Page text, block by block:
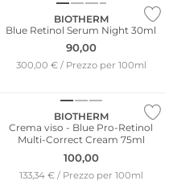
BIOTHERM
Blue Retinol Serum Night 30ml
90,00
300,00 € / Prezzo per 100ml
BIOTHERM
Crema viso - Blue Pro-Retinol
Multi-Correct Cream 75ml
100,00
133,34 € / Prezzo per 100ml